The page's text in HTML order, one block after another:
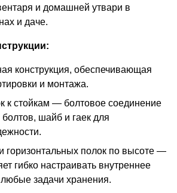
и домашней утвари в
и даче.
конструкция, обеспечивающая
и монтажа.
к стойкам — болтовое соединение
шайб и гаек для
горизонтальных полок по высоте —
гибко настраивать внутреннее
задачи хранения.